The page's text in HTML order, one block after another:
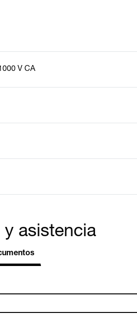
V CA
y asistencia